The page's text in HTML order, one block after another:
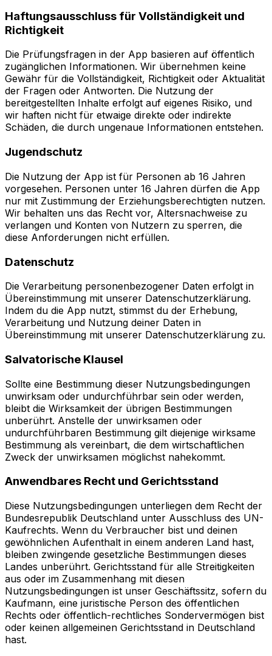
Haftungsausschluss für Vollständigkeit und
Richtigkeit
Die Prüfungsfragen in der App basieren auf öffentlich
zugänglichen Informationen. Wir übernehmen keine
Gewähr für die Vollständigkeit, Richtigkeit oder Aktualität
der Fragen oder Antworten. Die Nutzung der
bereitgestellten Inhalte erfolgt auf eigenes Risiko, und
wir haften nicht für etwaige direkte oder indirekte
Schäden, die durch ungenaue Informationen entstehen.
Jugendschutz
Die Nutzung der App ist für Personen ab 16 Jahren
vorgesehen. Personen unter 16 Jahren dürfen die App
nur mit Zustimmung der Erziehungsberechtigten nutzen.
Wir behalten uns das Recht vor, Altersnachweise zu
verlangen und Konten von Nutzern zu sperren, die
diese Anforderungen nicht erfüllen.
Datenschutz
Die Verarbeitung personenbezogener Daten erfolgt in
Übereinstimmung mit unserer Datenschutzerklärung.
Indem du die App nutzt, stimmst du der Erhebung,
Verarbeitung und Nutzung deiner Daten in
Übereinstimmung mit unserer Datenschutzerklärung zu.
Salvatorische Klausel
Sollte eine Bestimmung dieser Nutzungsbedingungen
unwirksam oder undurchführbar sein oder werden,
bleibt die Wirksamkeit der übrigen Bestimmungen
unberührt. Anstelle der unwirksamen oder
undurchführbaren Bestimmung gilt diejenige wirksame
Bestimmung als vereinbart, die dem wirtschaftlichen
Zweck der unwirksamen möglichst nahekommt.
Anwendbares Recht und Gerichtsstand
Diese Nutzungsbedingungen unterliegen dem Recht der
Bundesrepublik Deutschland unter Ausschluss des UN-
Kaufrechts. Wenn du Verbraucher bist und deinen
gewöhnlichen Aufenthalt in einem anderen Land hast,
bleiben zwingende gesetzliche Bestimmungen dieses
Landes unberührt. Gerichtsstand für alle Streitigkeiten
aus oder im Zusammenhang mit diesen
Nutzungsbedingungen ist unser Geschäftssitz, sofern du
Kaufmann, eine juristische Person des öffentlichen
Rechts oder öffentlich-rechtliches Sondervermögen bist
oder keinen allgemeinen Gerichtsstand in Deutschland
hast.